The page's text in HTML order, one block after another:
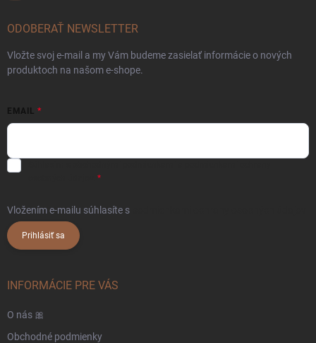
ODOBERAŤ NEWSLETTER
Vložte svoj e-mail a my Vám budeme zasielať informácie o nových
produktoch na našom e-shope.
EMAIL
Vložením e-mailu súhlasíte s
Prihlásiť sa
INFORMÁCIE PRE VÁS
O nás 🎀
Obchodné podmienky